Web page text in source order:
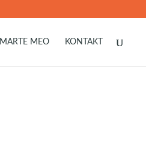
MARTE MEO KONTAKT